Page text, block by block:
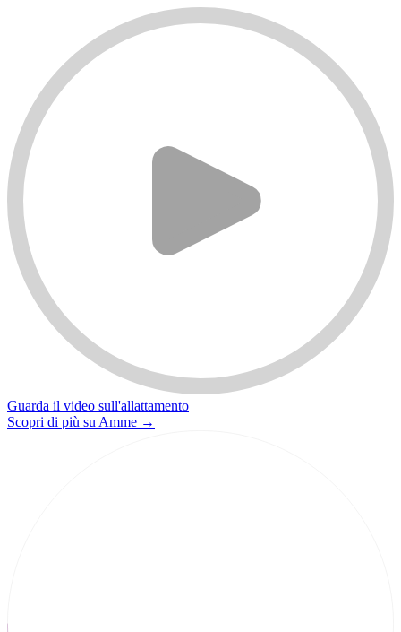
Guarda il video sull'allattamento
Scopri di più su Amme →